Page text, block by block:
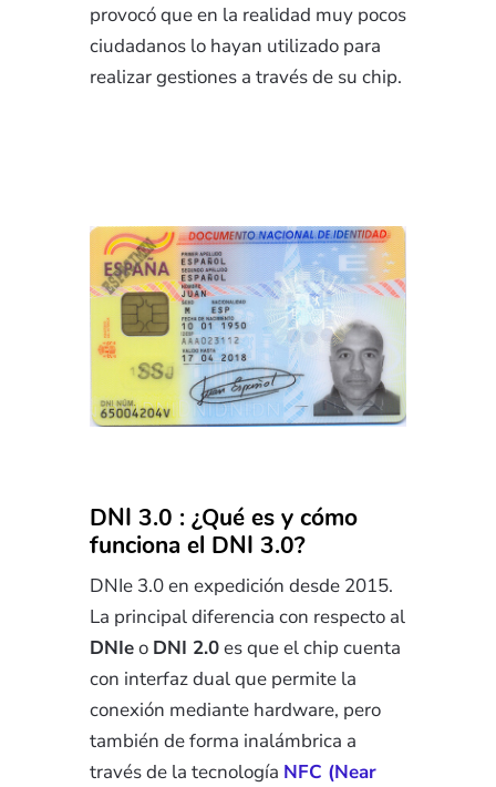
provocó que en la realidad muy pocos
ciudadanos lo hayan utilizado para
realizar gestiones a través de su chip.
DNI 3.0 : ¿Qué es y cómo
funciona el DNI 3.0?
DNIe 3.0 en expedición desde 2015.
La principal diferencia con respecto al
DNIeo DNI 2.0es que el chip cuenta
con interfaz dual que permite la
conexión mediante hardware, pero
también de forma inalámbrica a
través de la tecnología NFC (Near